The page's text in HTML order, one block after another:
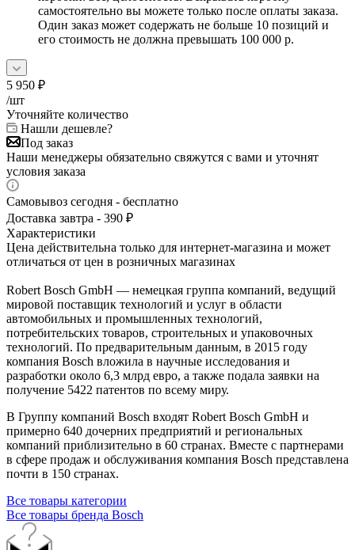
самостоятельно вы можете только после оплаты заказа.
Один заказ может содержать не больше 10 позиций и
его стоимость не должна превышать 100 000 р.
5 950 ₽
/шт
Уточняйте количество
Нашли дешевле?
Под заказ
Наши менеджеры обязательно свяжутся с вами и уточнят
условия заказа
Самовывоз сегодня - бесплатно
Доставка завтра - 390 ₽
Характеристики
Цена действительна только для интернет-магазина и может
отличаться от цен в розничных магазинах
Robert Bosch GmbH — немецкая группа компаний, ведущий
мировой поставщик технологий и услуг в области
автомобильных и промышленных технологий,
потребительских товаров, строительных и упаковочных
технологий. По предварительным данным, в 2015 году
компания Bosch вложила в научные исследования и
разработки около 6,3 млрд евро, а также подала заявки на
получение 5422 патентов по всему миру.
В Группу компаний Bosch входят Robert Bosch GmbH и
примерно 640 дочерних предприятий и региональных
компаний приблизительно в 60 странах. Вместе с партнерами
в сфере продаж и обслуживания компания Bosch представлена
почти в 150 странах.
Все товары категории
Все товары бренда Bosch